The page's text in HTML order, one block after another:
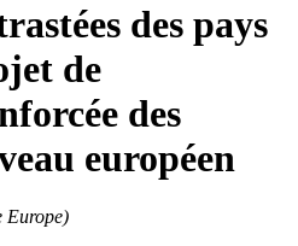
des pays
de
des
européen
Europe)